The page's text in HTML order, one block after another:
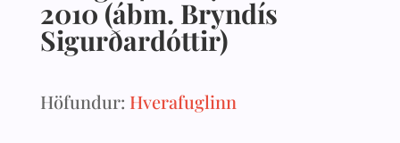
2010 (ábm. Bryndís
Sigurðardóttir)
Höfundur: Hverafuglinn